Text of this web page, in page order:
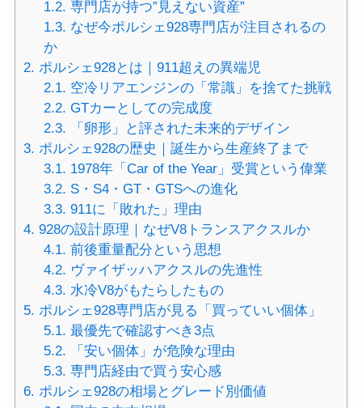
1.2. 専門店が持つ”見えない資産”
1.3. なぜ今ポルシェ928専門店が注目されるの
か
2. ポルシェ928とは｜911超えの異端児
2.1. 空冷リアエンジンの「常識」を捨てた挑戦
2.2. GTカーとしての完成度
2.3. 「卵形」と評された未来的デザイン
3. ポルシェ928の歴史｜誕生から生産終了まで
3.1. 1978年「Car of the Year」受賞という偉業
3.2. S・S4・GT・GTSへの進化
3.3. 911に「敗れた」理由
4. 928の設計原理｜なぜV8トランスアクスルか
4.1. 前後重量配分という思想
4.2. ヴァイザッハアクスルの先進性
4.3. 水冷V8がもたらしたもの
5. ポルシェ928専門店が見る「買っていい個体」
5.1. 最優先で確認すべき3点
5.2. 「安い個体」が危険な理由
5.3. 専門店経由で買う安心感
6. ポルシェ928の相場とグレード別価値